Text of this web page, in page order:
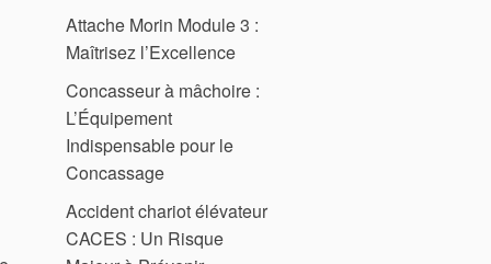
Attache Morin Module 3 :
Maîtrisez l’Excellence
Concasseur à mâchoire :
L’Équipement
Indispensable pour le
Concassage
Accident chariot élévateur
CACES : Un Risque